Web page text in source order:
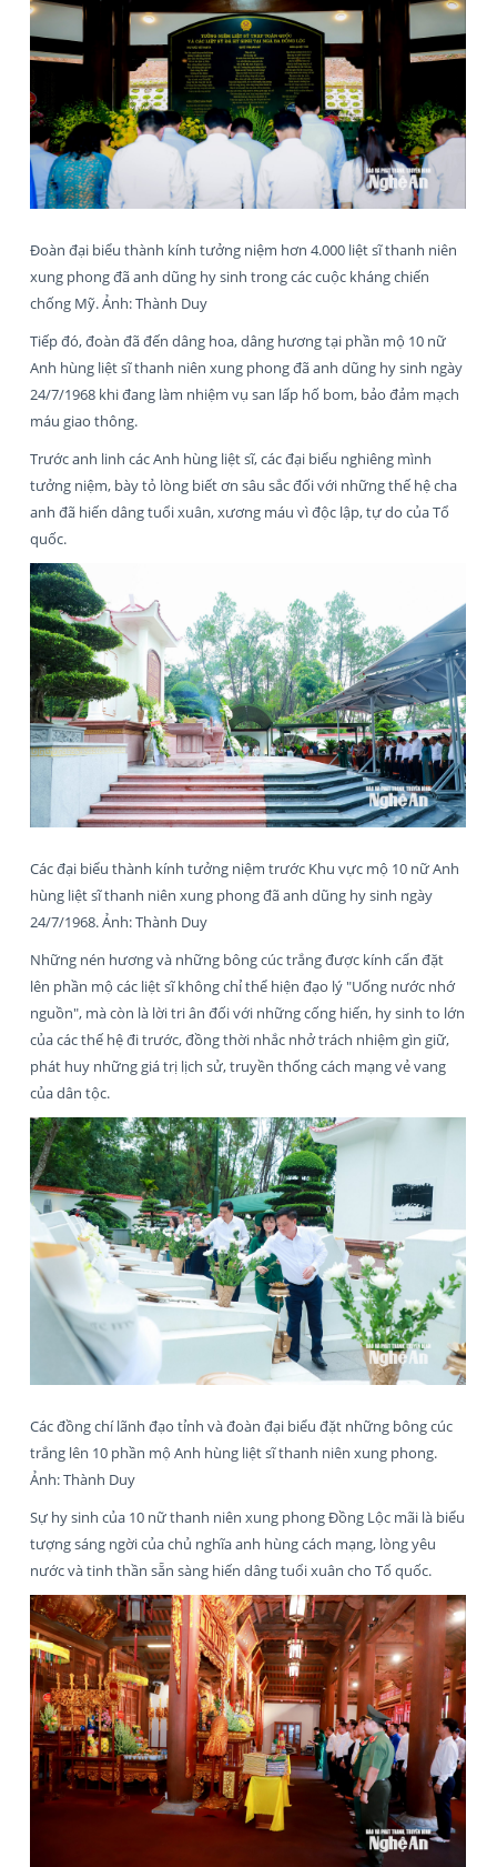
Đoàn đại biểu thành kính tưởng niệm hơn 4.000 liệt sĩ thanh niên
xung phong đã anh dũng hy sinh trong các cuộc kháng chiến
chống Mỹ. Ảnh: Thành Duy
Tiếp đó, đoàn đã đến dâng hoa, dâng hương tại phần mộ 10 nữ
Anh hùng liệt sĩ thanh niên xung phong đã anh dũng hy sinh ngày
24/7/1968 khi đang làm nhiệm vụ san lấp hố bom, bảo đảm mạch
máu giao thông.
Trước anh linh các Anh hùng liệt sĩ, các đại biểu nghiêng mình
tưởng niệm, bày tỏ lòng biết ơn sâu sắc đối với những thế hệ cha
anh đã hiến dâng tuổi xuân, xương máu vì độc lập, tự do của Tổ
quốc.
Các đại biểu thành kính tưởng niệm trước Khu vực mộ 10 nữ Anh
hùng liệt sĩ thanh niên xung phong đã anh dũng hy sinh ngày
24/7/1968. Ảnh: Thành Duy
Những nén hương và những bông cúc trắng được kính cẩn đặt
lên phần mộ các liệt sĩ không chỉ thể hiện đạo lý "Uống nước nhớ
nguồn", mà còn là lời tri ân đối với những cống hiến, hy sinh to lớn
của các thế hệ đi trước, đồng thời nhắc nhở trách nhiệm gìn giữ,
phát huy những giá trị lịch sử, truyền thống cách mạng vẻ vang
của dân tộc.
Các đồng chí lãnh đạo tỉnh và đoàn đại biểu đặt những bông cúc
trắng lên 10 phần mộ Anh hùng liệt sĩ thanh niên xung phong.
Ảnh: Thành Duy
Sự hy sinh của 10 nữ thanh niên xung phong Đồng Lộc mãi là biểu
tượng sáng ngời của chủ nghĩa anh hùng cách mạng, lòng yêu
nước và tinh thần sẵn sàng hiến dâng tuổi xuân cho Tổ quốc.